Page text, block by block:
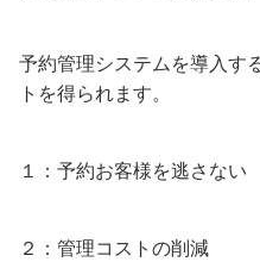
予約管理システムを導入す
トを得られます。
１：予約お客様を逃さない
２：管理コストの削減